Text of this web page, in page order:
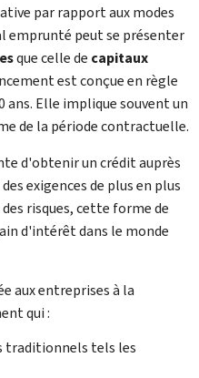
par rapport aux modes
peut se présenter
que celle de capitaux
est conçue en règle
ans. Elle implique souvent un
de la période contractuelle.
d'obtenir un crédit auprès
exigences de plus en plus
risques, cette forme de
d'intérêt dans le monde
aux entreprises à la
qui :
traditionnels tels les